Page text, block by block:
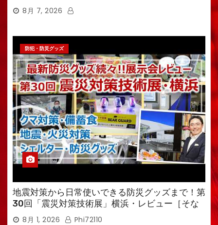
8月 7, 2026
防犯・防災グッズ
地震対策から日常使いできる防災グッズまで！第
30回「震災対策技術展」横浜・レビュー［そな
えるTV・高荷智也］
8月 1, 2026 Phi72110